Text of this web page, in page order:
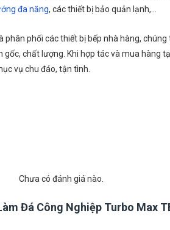
đa năng, các thiết bị bảo quản lạnh,…
phối các thiết bị bếp nhà hàng,
chất lượng. Khi hợp tác và mua hàng
vụ chu đáo, tận tình.
Chưa có đánh giá nào.
Đá Công Nghiệp Turbo Max